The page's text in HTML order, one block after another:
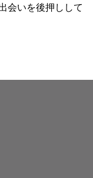
会いを後押しして